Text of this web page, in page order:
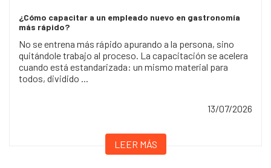
¿Cómo capacitar a un empleado nuevo en gastronomía
más rápido?
No se entrena más rápido apurando a la persona, sino
quitándole trabajo al proceso. La capacitación se acelera
cuando está estandarizada: un mismo material para
todos, dividido ...
13/07/2026
LEER MÁS